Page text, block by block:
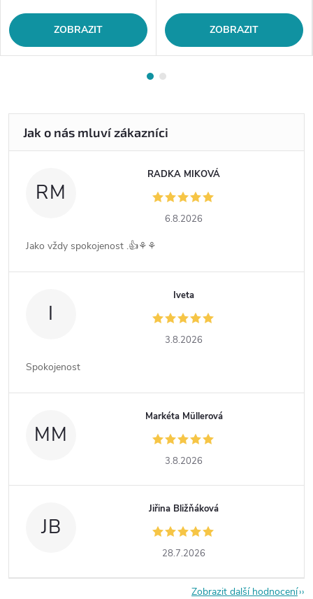
ZOBRAZIT ZOBRAZIT
RM
RADKA MIKOVÁ
6.8.2026
Jako vždy spokojenost .👍⚘️⚘️
I
Iveta
3.8.2026
Spokojenost
MM
Markéta Müllerová
3.8.2026
JB
Jiřina Bližňáková
28.7.2026
Zobrazit další hodnocení